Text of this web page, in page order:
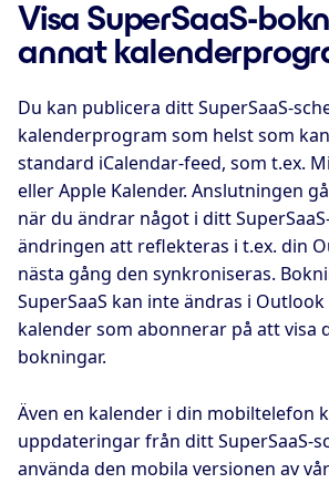
Visa SuperSaaS-
annat
Du kan publicera ditt SuperSaaS-
kalenderprogram som helst som
standard iCalendar-feed, som t.ex.
eller Apple Kalender. Anslutningen
när du ändrar något i ditt
ändringen att reflekteras i t.ex. din
nästa gång den synkroniseras.
SuperSaaS kan inte ändras i
kalender som abonnerar på att visa
bokningar.
Även en kalender i din mobiltelefon
uppdateringar från ditt SuperSaaS-
använda den mobila versionen av